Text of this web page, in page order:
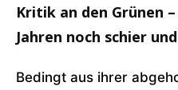
Kritik an den Grünen
Jahren noch schier
Bedingt aus ihrer